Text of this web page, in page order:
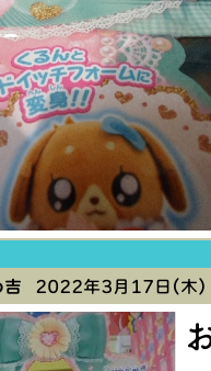
2022年3月17日(木